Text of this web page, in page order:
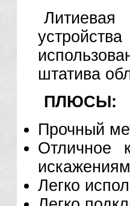
штатива
ПЛЮСЫ:
Прочный
Отличное
Легко